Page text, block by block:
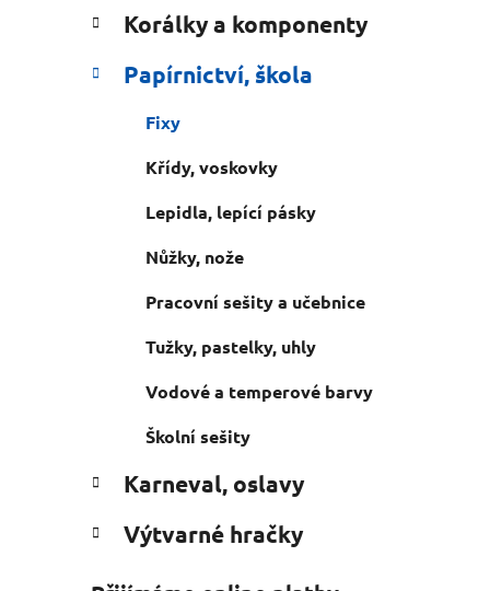
r
n
o
i
Korálky a komponenty
Papírnictví, škola
Fixy
Křídy, voskovky
Lepidla, lepící pásky
Nůžky, nože
Pracovní sešity a učebnice
Tužky, pastelky, uhly
Vodové a temperové barvy
Školní sešity
Karneval, oslavy
Výtvarné hračky